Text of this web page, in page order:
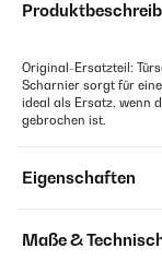
Original-Ersatzteil:
Scharnier sorgt für
ideal als Ersatz, wenn
gebrochen ist.
Eigenschaften
Maße &